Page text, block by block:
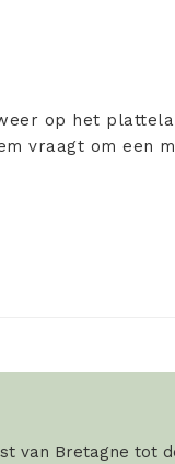
op het
vraagt om een
van Bretagne tot